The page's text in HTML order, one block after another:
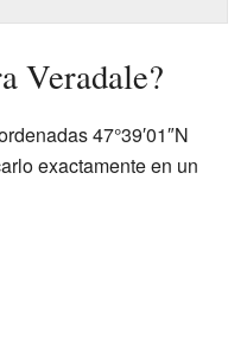
Veradale?
47°39′01″N
exactamente en un